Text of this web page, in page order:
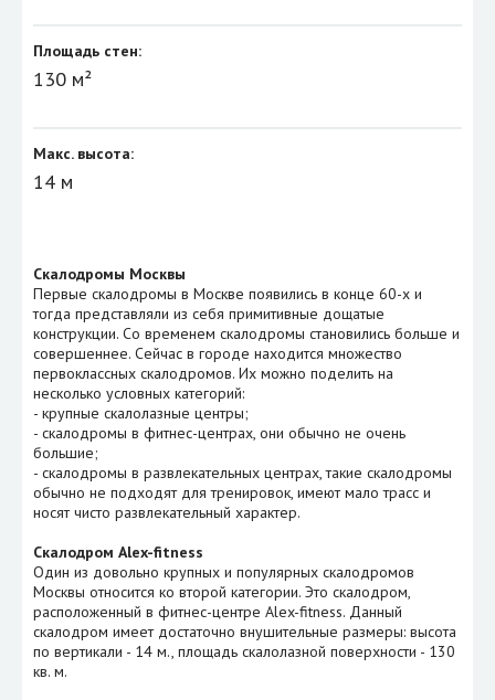
Площадь стен:
130 м²
Макс. высота:
14 м
Скалодромы Москвы
Первые скалодромы в Москве появились в конце 60-х и
тогда представляли из себя примитивные дощатые
конструкции. Со временем скалодромы становились больше и
совершеннее. Сейчас в городе находится множество
первоклассных скалодромов. Их можно поделить на
несколько условных категорий:
- крупные скалолазные центры;
- скалодромы в фитнес-центрах, они обычно не очень
большие;
- скалодромы в развлекательных центрах, такие скалодромы
обычно не подходят для тренировок, имеют мало трасс и
носят чисто развлекательный характер.
Скалодром Alex-fitness
Один из довольно крупных и популярных скалодромов
Москвы относится ко второй категории. Это скалодром,
расположенный в фитнес-центре Alex-fitness. Данный
скалодром имеет достаточно внушительные размеры: высота
по вертикали - 14 м., площадь скалолазной поверхности - 130
кв. м.